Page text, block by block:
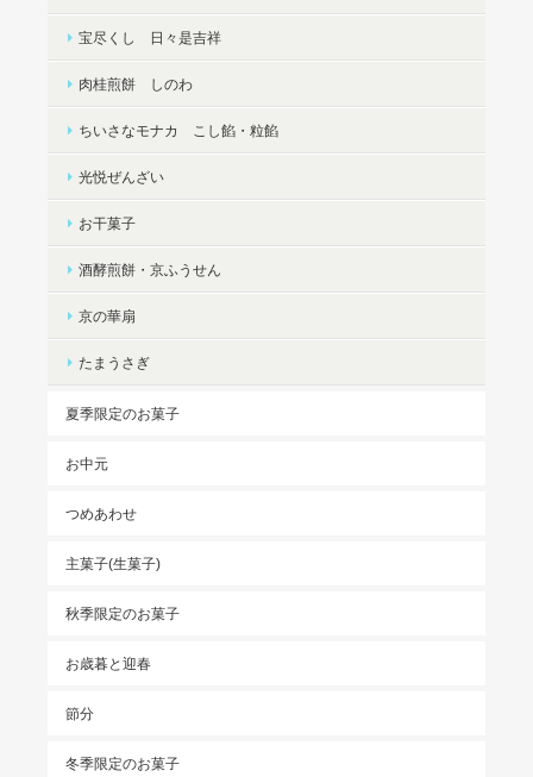
宝尽くし 日々是吉祥
肉桂煎餅 しのわ
ちいさなモナカ こし餡・粒餡
光悦ぜんざい
お干菓子
酒酵煎餅・京ふうせん
京の華扇
たまうさぎ
夏季限定のお菓子
お中元
つめあわせ
主菓子(生菓子)
秋季限定のお菓子
お歳暮と迎春
節分
冬季限定のお菓子